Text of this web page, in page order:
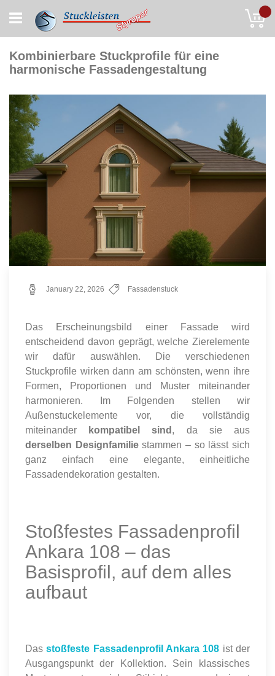
to
Content
Kombinierbare Stuckprofile für eine
harmonische Fassadengestaltung
January 22, 2026 Fassadenstuck
Das Erscheinungsbild einer Fassade wird
entscheidend davon geprägt, welche Zierelemente
wir dafür auswählen. Die verschiedenen
Stuckprofile wirken dann am schönsten, wenn ihre
Formen, Proportionen und Muster miteinander
harmonieren. Im Folgenden stellen wir
Außenstuckelemente vor, die vollständig
miteinander
kompatibel sind , da sie aus
derselben Designfamiliestammen – so lässt sich
ganz einfach eine elegante, einheitliche
Fassadendekoration gestalten.
Stoßfestes Fassadenprofil
Ankara 108 – das
Basisprofil, auf dem alles
aufbaut
Dasstoßfeste Fassadenprofil Ankara 108 ist der
Ausgangspunkt der Kollektion. Sein klassisches